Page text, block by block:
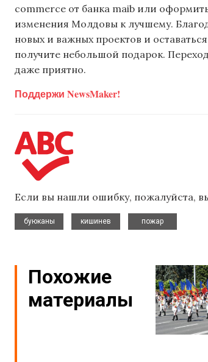
commerce от банка maib или
изменения Молдовы к лучшему.
новых и важных проектов и
получите небольшой подарок.
даже приятно.
Поддержи NewsMaker!
Если вы нашли ошибку, пожалуйста,
буюканы
кишинев
пожар
Похожие
материалы